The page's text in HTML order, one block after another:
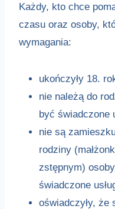
Każdy, kto chce
czasu oraz osoby,
wymagania:
ukończyły 18.
nie należą do
być świadczone
nie są
rodziny
zstępnym)
świadczone
oświadczyły, że